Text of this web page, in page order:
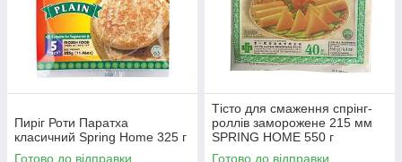
Пиріг Роти Паратха
класичний Spring Home 325 г
Готово до відправки
Тісто для смаження спрінг-
роллів заморожене 215 мм
SPRING HOME 550 г
Готово до відправки